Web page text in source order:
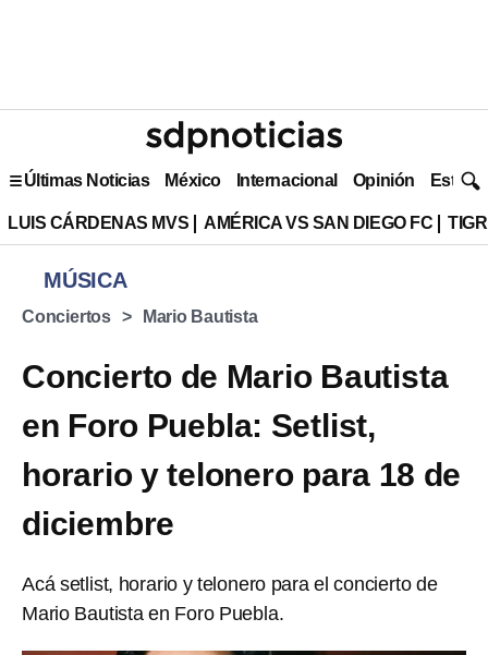
Últimas Noticias México Internacional Opinión Estilo
LUIS CÁRDENAS MVS AMÉRICA VS SAN DIEGO FC
MÚSICA
Conciertos Mario Bautista
Concierto de Mario Bautista
en Foro Puebla: Setlist,
horario y telonero para 18 de
diciembre
Acá setlist, horario y telonero para el concierto de
Mario Bautista en Foro Puebla.